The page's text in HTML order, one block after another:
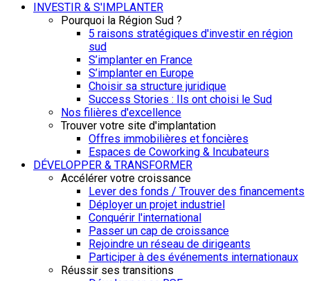
INVESTIR & S'IMPLANTER
Pourquoi la Région Sud ?
5 raisons stratégiques d'investir en région
sud
S’implanter en France
S’implanter en Europe
Choisir sa structure juridique
Success Stories : Ils ont choisi le Sud
Nos filières d'excellence
Trouver votre site d'implantation
Offres immobilières et foncières
Espaces de Coworking & Incubateurs
DÉVELOPPER & TRANSFORMER
Accélérer votre croissance
Lever des fonds / Trouver des financements
Déployer un projet industriel
Conquérir l'international
Passer un cap de croissance
Rejoindre un réseau de dirigeants
Participer à des événements internationaux
Réussir ses transitions